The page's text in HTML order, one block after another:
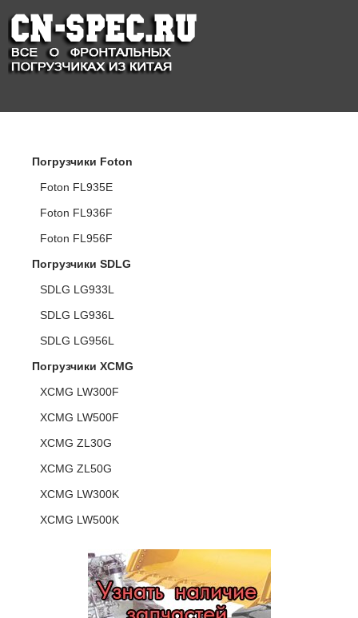
Погрузчики Foton
Foton FL935E
Foton FL936F
Foton FL956F
Погрузчики SDLG
SDLG LG933L
SDLG LG936L
SDLG LG956L
Погрузчики XCMG
XCMG LW300F
XCMG LW500F
XCMG ZL30G
XCMG ZL50G
XCMG LW300K
XCMG LW500K